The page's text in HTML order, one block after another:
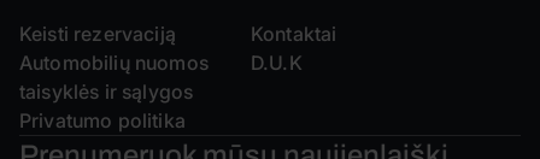
Keisti rezervaciją
Automobilių nuomos
taisyklės ir sąlygos
Privatumo politika
Kontaktai
D.U.K